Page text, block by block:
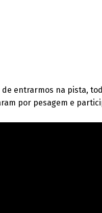
de entrarmos na pista,
por pesagem e